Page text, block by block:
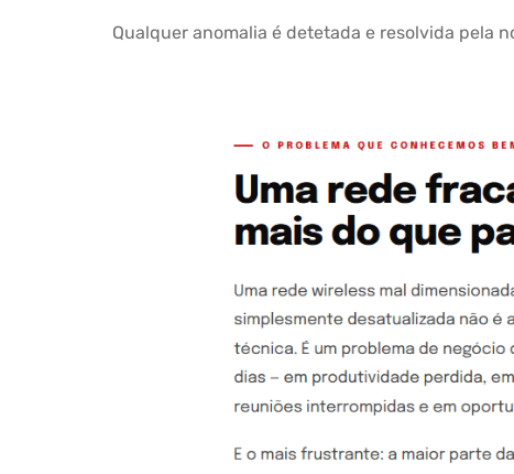
Qualquer anomalia é detetada e resolvida pela